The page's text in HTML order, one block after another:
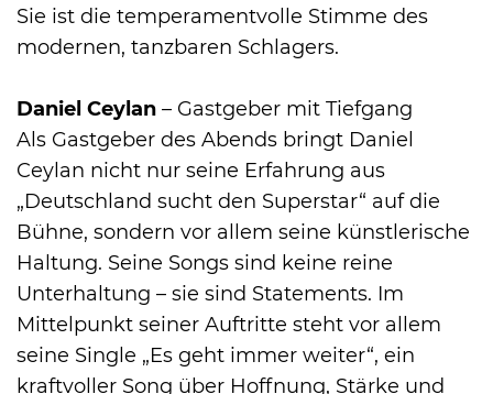
Sie ist die temperamentvolle Stimme des
modernen, tanzbaren Schlagers.
Daniel Ceylan – Gastgeber mit Tiefgang
Als Gastgeber des Abends bringt Daniel
Ceylan nicht nur seine Erfahrung aus
„Deutschland sucht den Superstar“ auf die
Bühne, sondern vor allem seine künstlerische
Haltung. Seine Songs sind keine reine
Unterhaltung – sie sind Statements. Im
Mittelpunkt seiner Auftritte steht vor allem
seine Single „Es geht immer weiter“, ein
kraftvoller Song über Hoffnung, Stärke und